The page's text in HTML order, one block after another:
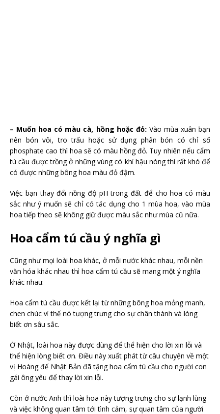
– Muốn hoa có màu cà, hồng hoặc đỏ: Vào mùa xuân bạn
nên bón vôi, tro trấu hoặc sử dụng phân bón có chỉ số
phosphate cao thì hoa sẽ có màu hồng đỏ. Tuy nhiên nếu cẩm
tú cầu được trồng ở những vùng có khí hậu nóng thì rất khó để
có được những bông hoa màu đỏ đậm.
Việc bạn thay đổi nồng độ pH trong đất để cho hoa có màu
sắc như ý muốn sẽ chỉ có tác dụng cho 1 mùa hoa, vào mùa
hoa tiếp theo sẽ không giữ được màu sắc như mùa cũ nữa.
Hoa cẩm tú cầu ý nghĩa gì
Cũng như mọi loài hoa khác, ở mỗi nước khác nhau, mỗi nền
văn hóa khác nhau thì hoa cẩm tú cầu sẽ mang một ý nghĩa
khác nhau:
Hoa cẩm tú cầu được kết lại từ những bông hoa mỏng manh,
chen chúc vì thế nó tượng trưng cho sự chân thành và lòng
biết ơn sâu sắc.
Ở Nhật, loài hoa này được dùng để thể hiện cho lời xin lỗi và
thể hiện lòng biết ơn. Điều này xuất phát từ câu chuyện về một
vị Hoàng đế Nhật Bản đã tặng hoa cẩm tú cầu cho người con
gái ông yêu để thay lời xin lỗi.
Còn ở nước Anh thì loài hoa này tượng trưng cho sự lạnh lùng
và việc không quan tâm tới tình cảm, sự quan tâm của người